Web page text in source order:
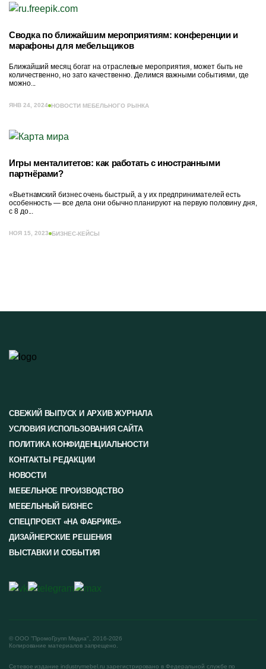
Сводка по ближайшим мероприятиям: конференции и
марафоны для мебельщиков
Ближайший месяц богат на отраслевые мероприятия, может быть не
количественно, но зато качественно. Делимся важными событиями, где
можно...
ЯНВ 24, 2024 НОВОСТИ МЕБЕЛЬНОГО РЫНКА
Игры менталитетов: как работать с иностранными
партнёрами?
«Вьетнамский бизнес очень быстрый, а у их предпринимателей есть
особенность — все дела они обычно планируют на первую половину дня,
с 8 до...
НОЯ 15, 2023 БИЗНЕС-КЕЙСЫ
© ООО "ПромоГрупп Медиа", 2016-2026
Копирование материалов запрещено.
СВЕЖИЙ ВЫПУСК И АРХИВ ЖУРНАЛА
УСЛОВИЯ ИСПОЛЬЗОВАНИЯ САЙТА
ПОЛИТИКА КОНФИДЕНЦИАЛЬНОСТИ
КОНТАКТЫ РЕДАКЦИИ
НОВОСТИ
МЕБЕЛЬНОЕ ПРОИЗВОДСТВО
МЕБЕЛЬНЫЙ БИЗНЕС
СПЕЦПРОЕКТ «НА ФАБРИКЕ»
ДИЗАЙНЕРСКИЕ РЕШЕНИЯ
ВЫСТАВКИ И СОБЫТИЯ
Сетевое издание industrymebel.ru зарегистрировано в Федеральной службе по